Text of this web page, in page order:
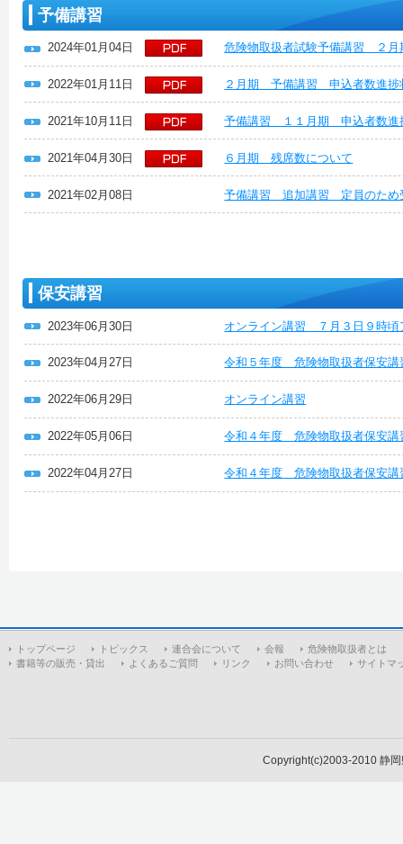
予備講習
2024年01月04日 危険物取扱者試験予備講習 ２
2022年01月11日 ２月期 予備講習 申込者数進捗
2021年10月11日 予備講習 １１月期 申込者数進
2021年04月30日 ６月期 残席数について
2021年02月08日 予備講習 追加講習 定員のため
保安講習
2023年06月30日 オンライン講習 ７月３日９時頃
2023年04月27日 令和５年度 危険物取扱者保
2022年06月29日 オンライン講習
2022年05月06日 令和４年度 危険物取扱者保安
2022年04月27日 令和４年度 危険物取扱者保安講
トップページ トピックス 連合会について 会報
危険物取扱者とは
書籍等の販売・貸出
よくあるご質問 リンク お問い合わせ サイトマ
Copyright(c)2003-2010 静